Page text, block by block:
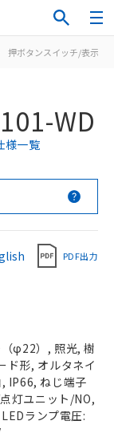
押ボタンスイッチ/表示灯
WD
様一覧
PDF出力
φ22）, 照光, 樹
ド形, オルタネイ
IP66, ねじ端子
灯ユニット/NO,
ランプ電圧: